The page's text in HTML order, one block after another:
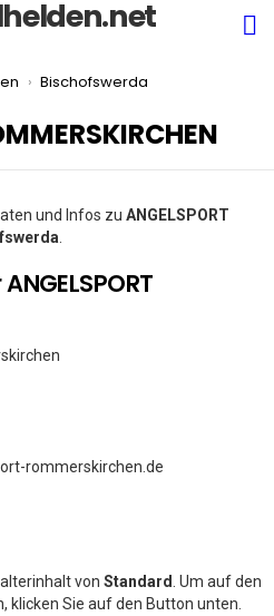
Bischofswerda
und Infos zu ANGELSPORT
rommerskirchen.de
von Standard . Um auf den
Sie auf den Button unten.